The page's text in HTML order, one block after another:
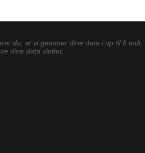
du, at vi gemmer dine data i op til 6 mdr.
dine data slettet.